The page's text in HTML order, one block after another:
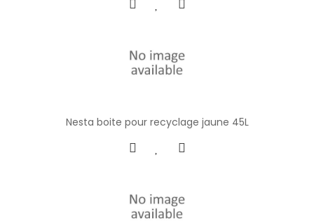
Nesta boite pour recyclage jaune 45L